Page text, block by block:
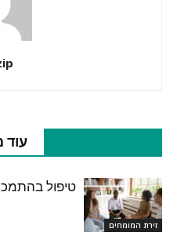
עוד
זירת המומחים
טיפול